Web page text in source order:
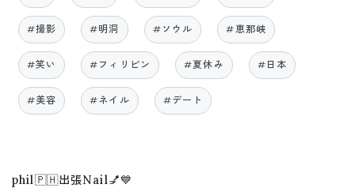
#撮影 #明洞 #ソウル #恵那峡
#笑い #フィリピン #夏休み #日本
#美容 #ネイル #デート
phil🇵🇭出張Nail💅💙